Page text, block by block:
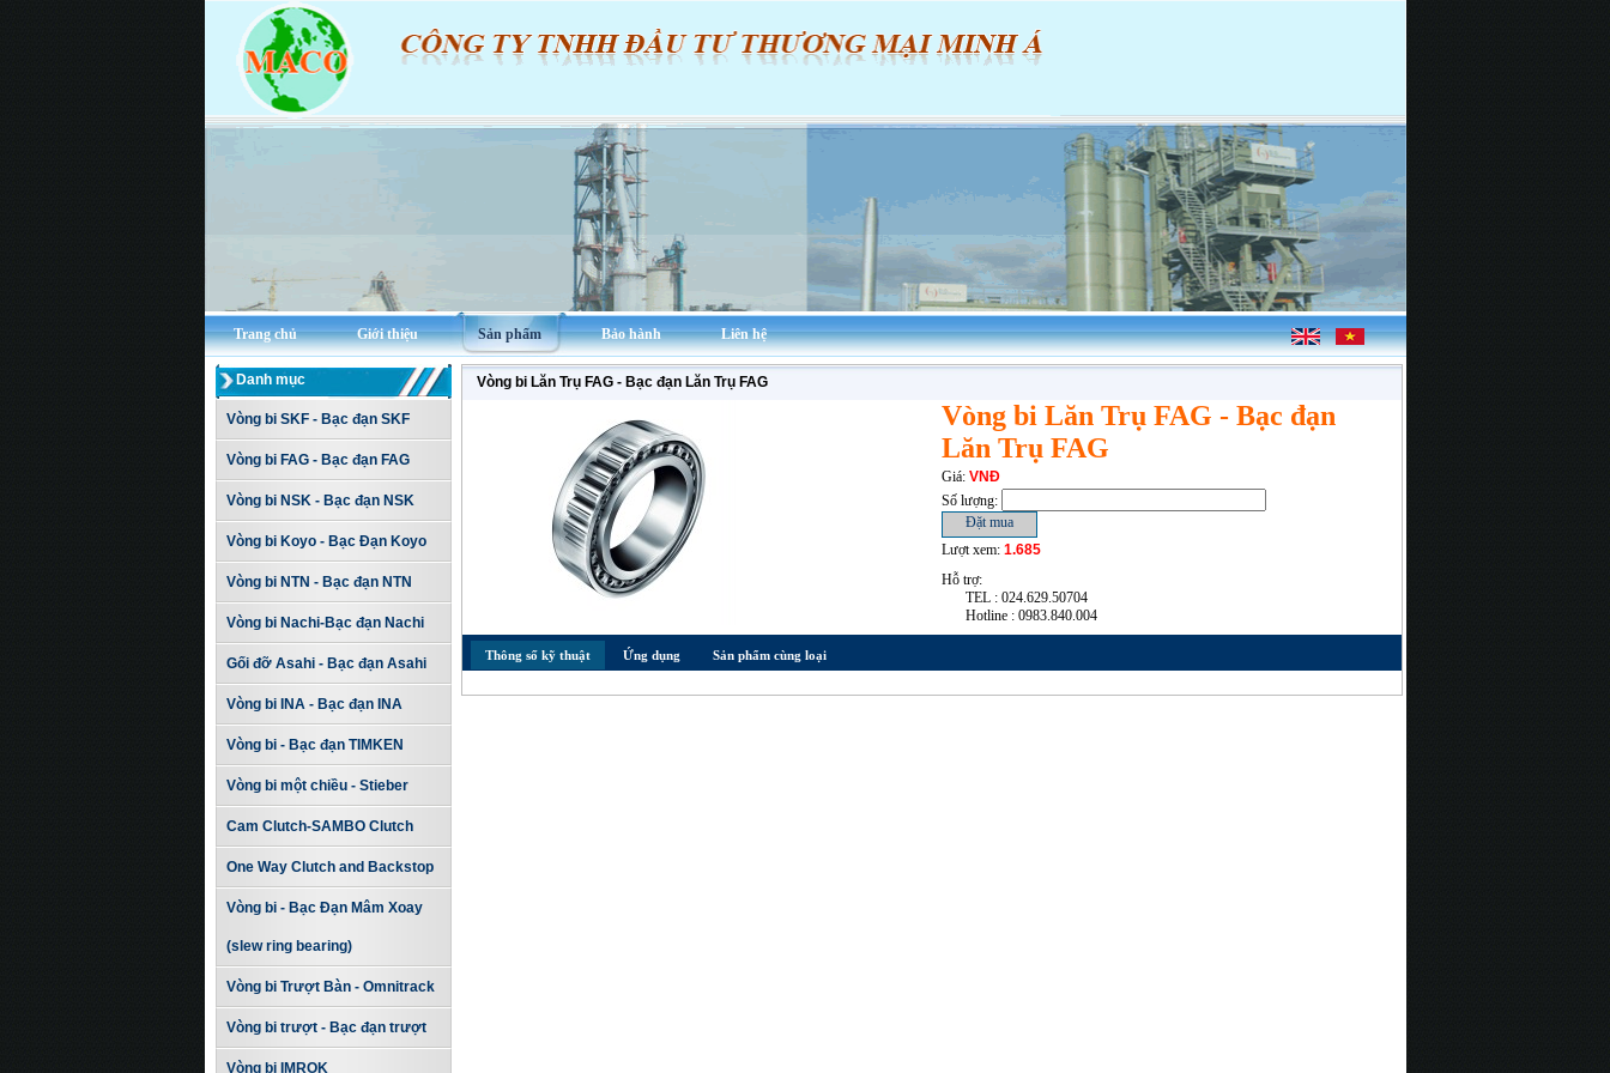
Trang chủ Giới thiệu Sản phẩm Bảo hành Liên hệ
Danh mục
Vòng bi SKF - Bạc đạn SKF
Vòng bi FAG - Bạc đạn FAG
Vòng bi NSK - Bạc đạn NSK
Vòng bi Koyo - Bạc Đạn Koyo
Vòng bi NTN - Bạc đạn NTN
Vòng bi Nachi-Bạc đạn Nachi
Gối đỡ Asahi - Bạc đạn Asahi
Vòng bi INA - Bạc đạn INA
Vòng bi - Bạc đạn TIMKEN
Vòng bi một chiều - Stieber
Cam Clutch-SAMBO Clutch
One Way Clutch and Backstop
Vòng bi - Bạc Đạn Mâm Xoay
(slew ring bearing)
Vòng bi Trượt Bàn - Omnitrack
Vòng bi trượt - Bạc đạn trượt
Vòng bi IMROK
Vòng bi Lăn Trụ FAG - Bạc đạn Lăn Trụ FAG
Vòng bi Lăn Trụ FAG - Bạc đạn
Lăn Trụ FAG
Giá: VNĐ
Số lượng:
Lượt xem: 1.685
Hỗ trợ:
TEL : 024.629.50704
Hotline : 0983.840.004
Thông số kỹ thuật Ứng dụng Sản phẩm cùng loại